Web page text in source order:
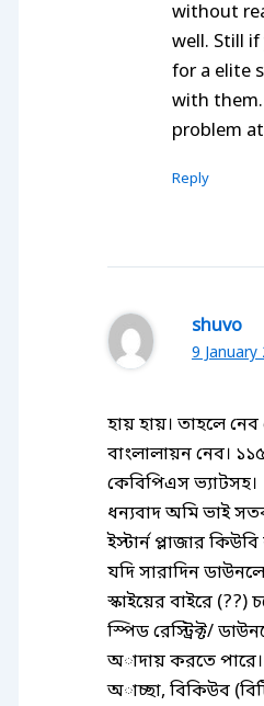
without
well. Still
for a elite
with them.
problem
Reply
shuvo
9
হায় হায়। তাহলে
বাংলালায়ন নেব।
কেবিপিএস ভ্যাটসহ।
ধন্যবাদ অমি ভাই
ইস্টার্ন প্লাজার
যদি সারাদিন
স্কাইয়ের বাইরে (??)
স্পিড রেস্ট্রিক্ট/
অাদায় করতে পারে।
অাচ্ছা, বিকিউব